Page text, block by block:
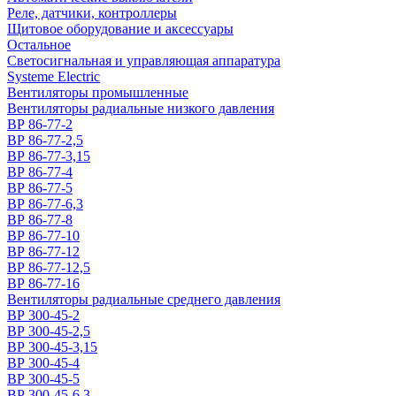
Реле, датчики, контроллеры
Щитовое оборудование и аксессуары
Остальное
Светосигнальная и управляющая аппаратура
Systeme Electric
Вентиляторы промышленные
Вентиляторы радиальные низкого давления
ВР 86-77-2
ВР 86-77-2,5
ВР 86-77-3,15
ВР 86-77-4
ВР 86-77-5
ВР 86-77-6,3
ВР 86-77-8
ВР 86-77-10
ВР 86-77-12
ВР 86-77-12,5
ВР 86-77-16
Вентиляторы радиальные среднего давления
ВР 300-45-2
ВР 300-45-2,5
ВР 300-45-3,15
ВР 300-45-4
ВР 300-45-5